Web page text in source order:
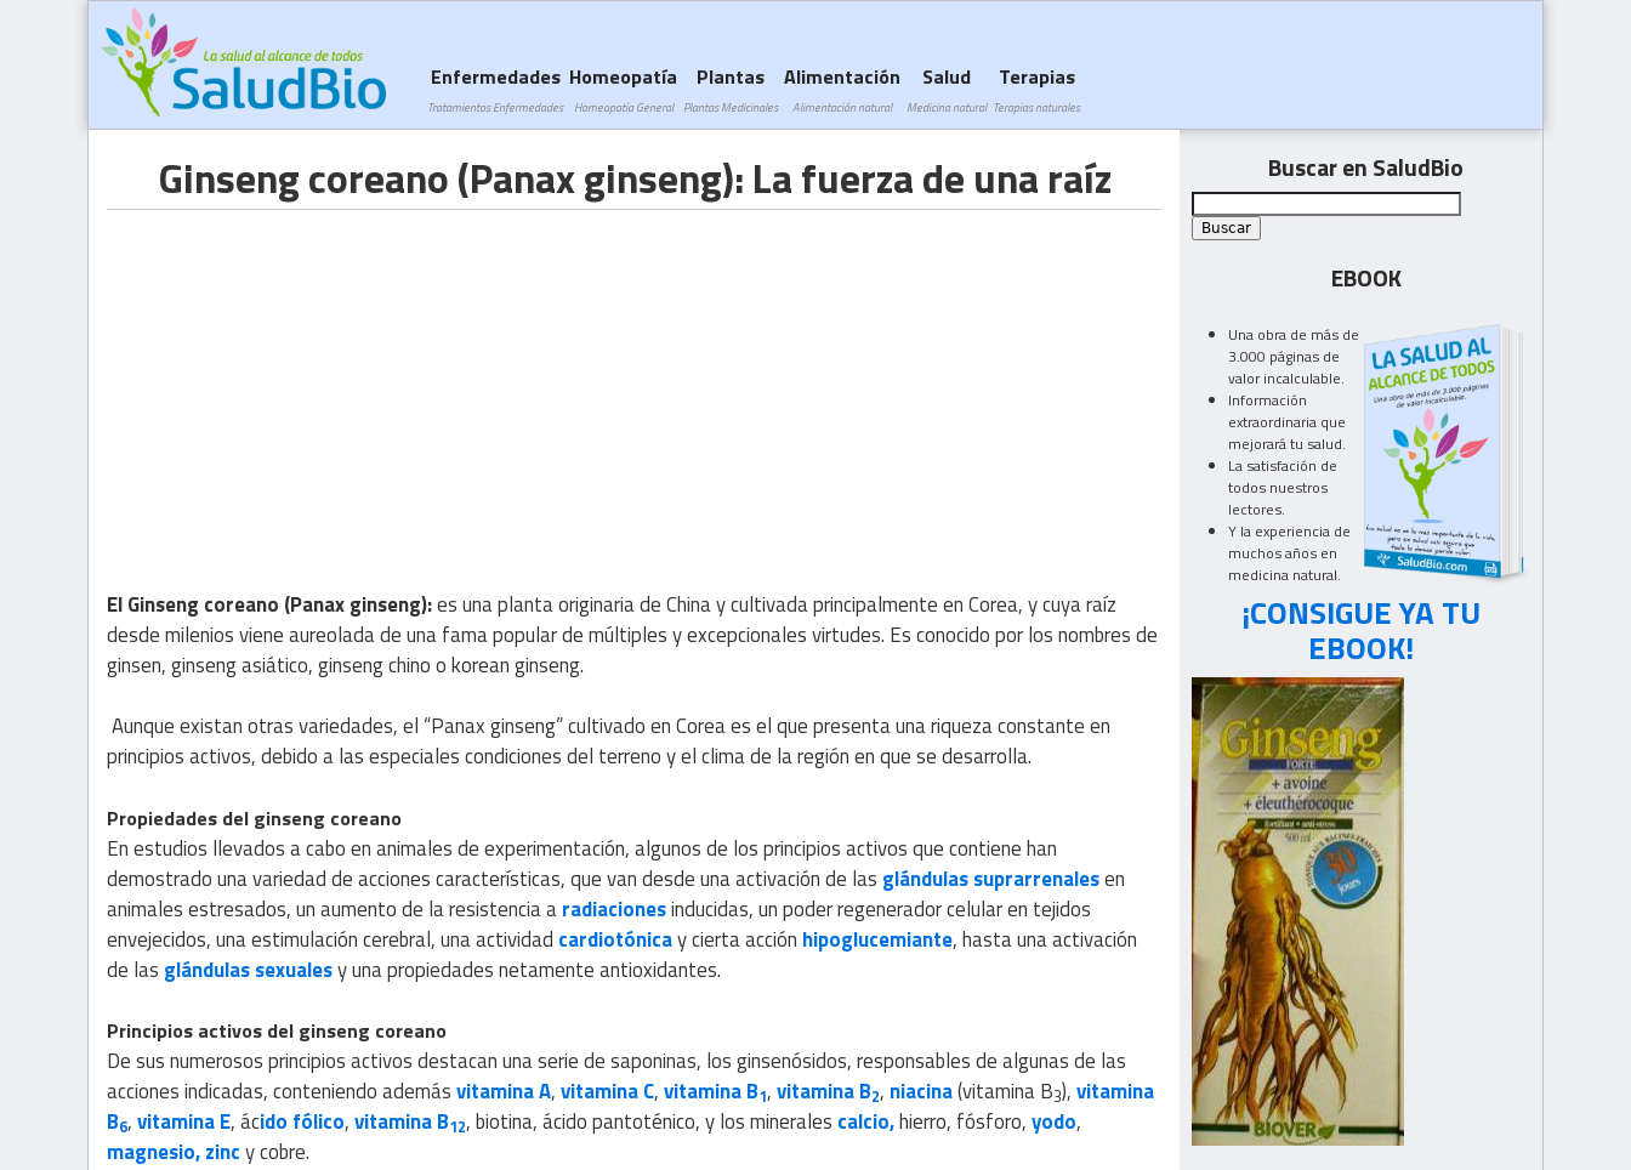
Ginseng coreano (Panax ginseng): La fuerza de una raíz
El Ginseng coreano (Panax ginseng):es una planta originaria de China y cultivada principalmente en Corea, y cuya raíz
desde milenios viene aureolada de una fama popular de múltiples y excepcionales virtudes. Es conocido por los nombres de
ginsen, ginseng asiático, ginseng chino o korean ginseng.
Aunque existan otras variedades, el “Panax ginseng” cultivado en Corea es el que presenta una riqueza constante en
principios activos, debido a las especiales condiciones del terreno y el clima de la región en que se desarrolla.
Propiedades del ginseng coreano
En estudios llevados a cabo en animales de experimentación, algunos de los principios activos que contiene han
demostrado una variedad de acciones características, que van desde una activación de las glándulas suprarrenalesen
animales estresados, un aumento de la resistencia aradiacionesinducidas, un poder regenerador celular en tejidos
envejecidos, una estimulación cerebral, una actividad cardiotónicay cierta acción hipoglucemiante, hasta una activación
de las glándulas sexualesy una propiedades netamente antioxidantes.
Principios activos del ginseng coreano
De sus numerosos principios activos destacan una serie de saponinas, los ginsenósidos, responsables de algunas de las
acciones indicadas, conteniendo ademásvitamina A,vitamina C,vitamina B1,vitamina B2, niacina(vitamina B3),vitamina
B6,vitamina E, ácido fólico,vitamina B12, biotina, ácido pantoténico, y los minerales calcio,hierro, fósforo,yodo,
magnesio,zincy cobre.
Enfermedades
Tratamientos Enfermedades
Homeopatía
Homeopatía General
Plantas
Plantas Medicinales
Alimentación
Alimentación natural
Salud
Medicina natural
Terapias
Terapias naturales
Buscar en SaludBio
EBOOK
Una obra de más de
3.000 páginas de
valor incalculable.
Información
extraordinaria que
mejorará tu salud.
La satisfación de
todos nuestros
lectores.
Y la experiencia de
muchos años en
medicina natural.
¡CONSIGUE YA TU
EBOOK!